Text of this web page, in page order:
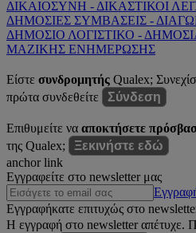
ΔΙΚΑΙΟΣΥΝΗ - ΔΙΚΑΣΤΙΚΟΙ
ΔΗΜΟΣΙΕΣ ΣΥΜΒΑΣΕΙΣ -
ΔΗΜΟΣΙΟ ΛΟΓΙΣΤΙΚΟ -
ΜΑΖΙΚΗΣ ΕΝΗΜΕΡΩΣΗΣ
Είστε συνδρομητής Qualex;
πρώτα συνδεθείτε
Σύνδεση
Επιθυμείτε να αποκτήσετε
της Qualex;
Ξεκινήστε εδώ
anchor link
Εγγραφείτε στο newsletter μας
Εγγραφήκατε επιτυχώς στο
Η εγγραφή στο newsletter απέτυχε.